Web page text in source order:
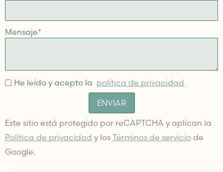
Mensaje*
He leído y acepto la política de privacidad
ENVIAR
Este sitio está protegido por reCAPTCHA y aplican la
Política de privacidad y los Términos de servicio de
Google.